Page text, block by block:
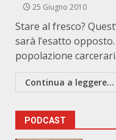
25 Giugno 2010
Stare al fresco?
sarà l’esatto
popolazione
Continua a leggere...
PODCAST